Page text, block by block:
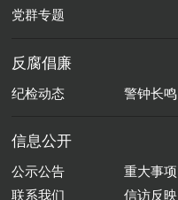
党群专题
反腐倡廉
纪检动态 警钟长鸣
信息公开
公示公告 重大事项
联系我们
信访反映